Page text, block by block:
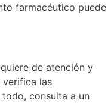
farmacéutico puede
de atención y
verifica las
consulta a un